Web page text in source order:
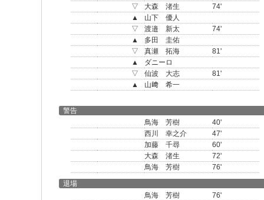
▽
大森 渚生
74'
▲
山下 優人
▽
渡邉 新太
74'
▲
多田 圭佑
▽
真瀬 拓海
81'
▲
ダニーロ
▽
仙波 大志
81'
▲
山﨑 希一
警告
鳥海 芳樹
40'
西川 幸之介
47'
加藤 千尋
60'
大森 渚生
72'
鳥海 芳樹
76'
退場
鳥海 芳樹
76'